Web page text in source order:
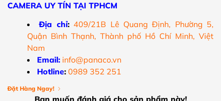
CAMERA UY TÍN TẠI TPHCM
Địa chỉ: 409/21B Lê Quang Định, Phường 5,
Quận Bình Thạnh, Thành phố Hồ Chí Minh, Việt
Nam
Email: info@panaco.vn
Hotline: 0989 352 251
Đặt Hàng Ngay!